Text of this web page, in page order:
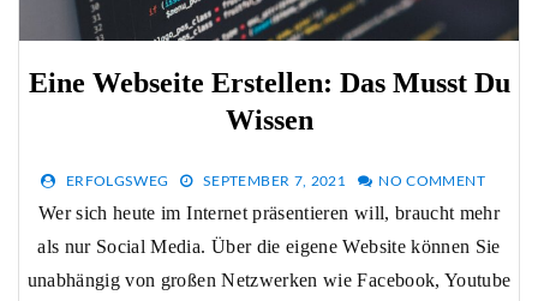
Eine Webseite Erstellen: Das Musst Du
Wissen
ERFOLGSWEG SEPTEMBER 7, 2021 NO COMMENT
Wer sich heute im Internet präsentieren will, braucht mehr
als nur Social Media. Über die eigene Website können Sie
unabhängig von großen Netzwerken wie Facebook, Youtube